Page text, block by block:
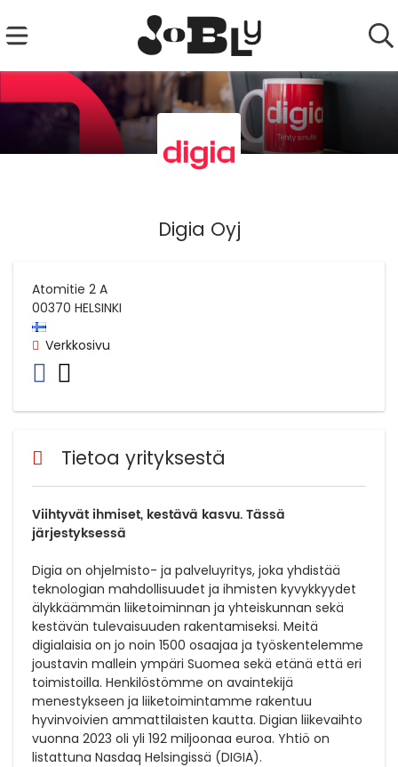
Digia Oyj
Atomitie 2 A
00370 HELSINKI
Verkkosivu
Tietoa yrityksestä
Viihtyvät ihmiset, kestävä kasvu. Tässä
järjestyksessä
Digia on ohjelmisto- ja palveluyritys, joka yhdistää
teknologian mahdollisuudet ja ihmisten kyvykkyydet
älykkäämmän liiketoiminnan ja yhteiskunnan sekä
kestävän tulevaisuuden rakentamiseksi. Meitä
digialaisia on jo noin 1500 osaajaa ja työskentelemme
joustavin mallein ympäri Suomea sekä etänä että eri
toimistoilla. Henkilöstömme on avaintekijä
menestykseen ja liiketoimintamme rakentuu
hyvinvoivien ammattilaisten kautta. Digian liikevaihto
vuonna 2023 oli yli 192 miljoonaa euroa. Yhtiö on
listattuna Nasdaq Helsingissä (DIGIA).